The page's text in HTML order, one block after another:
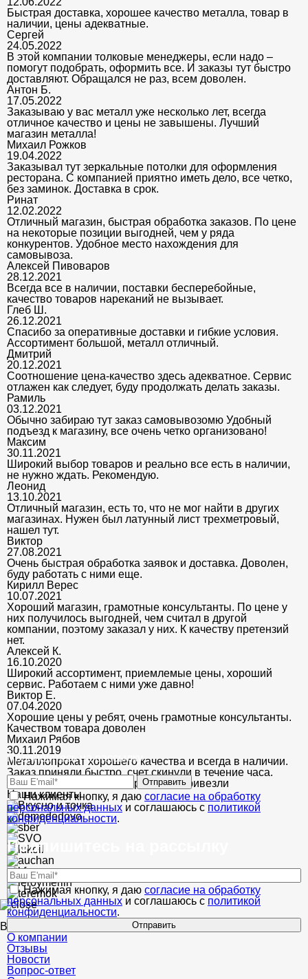
Быстрая доставка, хорошее качество металла, товар в
наличии, цены адекватные.
Сергей
24.05.2022
В этой компании толковые менеджеры, если надо –
помогут подобрать, оформить все. И заказы тут быстро
доставляют. Обращался не раз, всем доволен.
Антон Б.
17.05.2022
Заказываю у вас металл уже несколько лет, всегда
отличное качество и цены не завышены. Лучший
магазин металла!
Михаил Рожков
19.04.2022
Заказывал тут зеркальные потолки для оформления
ресторана. С компанией приятно иметь дело, все четко,
без заминок. Доставка в срок.
Ринат
12.02.2022
Отличный магазин, быстрая обработка заказов. По цене
на некоторые позиции выгодней, чем у ряда
конкурентов. Удобное место нахождения для
самовывоза.
Алексей Пивоваров
28.12.2021
Всегда все в наличии, поставки бесперебойные,
качество товаров нареканий не вызывает.
Глеб Ш.
26.12.2021
Спасибо за оперативные доставки и гибкие условия.
Ассортимент большой, металл отличный.
Дмитрий
20.12.2021
Соотношение цена-качество здесь адекватное. Сервис
отлажен как следует, буду продолжать делать заказы.
Рамиль
03.12.2021
Обычно забираю тут заказ самовывозомю Удобный
подъезд к магазину, все очень четко организовано!
Максим
30.11.2021
Широкий выбор товаров и реально все есть в наличии,
не нужно ждать. Рекомендую.
Леонид
13.10.2021
Отличный магазин, есть то, что не мог найти в других
магазинах. Нужен был латунный лист трехметровый,
нашел тут.
Виктор
27.08.2021
Очень быстрая обработка заявок и доставка. Доволен,
буду работать с ними еще.
Кирилл Верес
10.07.2021
Хороший магазин, грамотные консультанты. По цене у
них получилось выгодней, чем считал в другой
компании, поэтому заказал у них. К качеству претензий
нет.
Алексей К.
16.10.2020
Широкий ассортимент, приемлемые цены, хороший
сервис. Работаем с ними уже давно!
Виктор Е.
07.04.2020
Хорошие цены у ребят, очень грамотные консультанты.
Качеством товара доволен
Михаил Рябов
30.11.2019
Металлопрокат хорошего качества и всегда в наличии.
Заказ приняли быстро, счет скинули в течение часа.
Оформили доставку и через день привезли
Наши клиенты
ВЫ УСПЕШНО ПОДПИСАЛИСЬ!
Подпишитесь на рассылку
Отправить
Нажимая кнопку, я даю согласие на обработку
персональных данных и соглашаюсь с политикой
конфиденциальности.
Подпишитесь на рассылку
Нажимая кнопку, я даю согласие на обработку
персональных данных и соглашаюсь с политикой
конфиденциальности.
Отправить
О компании
Отзывы
Новости
Вопрос-ответ